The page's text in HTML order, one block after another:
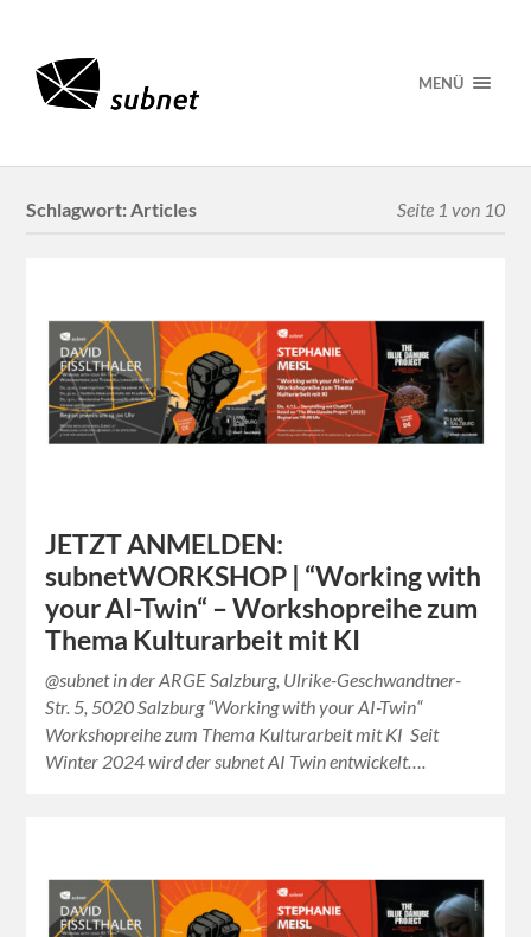
MENÜ
Schlagwort:Articles Seite 1 von 10
JETZT ANMELDEN:
subnetWORKSHOP | “Working with
your AI-Twin“ – Workshopreihe zum
Thema Kulturarbeit mit KI
@subnet in der ARGE Salzburg, Ulrike-Geschwandtner-
Str. 5, 5020 Salzburg “Working with your AI-Twin“
Workshopreihe zum Thema Kulturarbeit mit KI Seit
Winter 2024 wird der subnet AI Twin entwickelt….